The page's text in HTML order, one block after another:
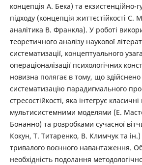
концепція А. Бека) та екзистенційно-
підходу (концепція життєстійкості С.
аналітика В. Франкла). У роботі
теоретичного аналізу наукової
систематизації, концептуального
операціоналізації психологічних
новизна полягає в тому, що здійснено
систематизацію парадигмального
стресостійкості, яка інтегрує
мультисистемними моделями (Е.
Бонанно) та розробками сучасної
Кокун, Т. Титаренко, В. Климчук та ін.)
тривалого воєнного навантаження.
необхідність подолання